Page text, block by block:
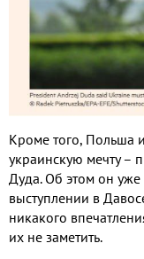
Кроме того, Польша
украинскую мечту –
Дуда. Об этом он
выступлении в
никакого
их не заметить.